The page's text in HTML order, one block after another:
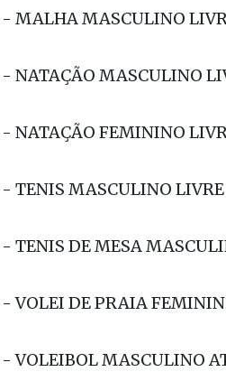
- KARATE FEMININO
- MALHA MASCULINO
- NATAÇÃO MASCULINO
- NATAÇÃO FEMININO
- TENIS MASCULINO
- TENIS DE MESA
- VOLEI DE PRAIA